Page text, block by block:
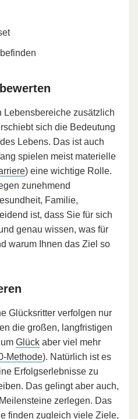
zusätzlich
sich die Bedeutung
Lebens. Das ist auch
spielen meist materielle
) eine wichtige Rolle.
zunehmend
Familie,
ist, dass Sie für sich
genau wissen, was für
warum Ihnen das Ziel so
Glücksritter verfolgen nur
die großen, langfristigen
Glück aber viel mehr
Methode). Natürlich ist es
Erfolgserlebnisse zu
Das gelingt aber auch,
zerlegen. Das
finden zugleich viele Ziele,